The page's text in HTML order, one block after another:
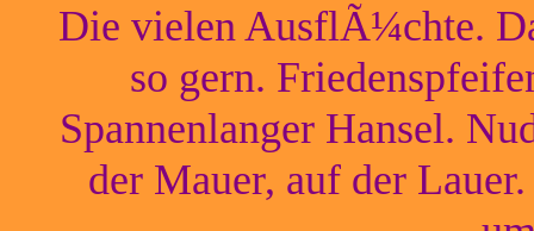
Die vielen AusflÃ¼chte.
so gern.
Spannenlanger Hansel.
der Mauer, auf der